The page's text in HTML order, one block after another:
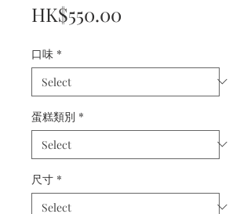
HK$550.00
口味 *
蛋糕類別 *
尺寸 *